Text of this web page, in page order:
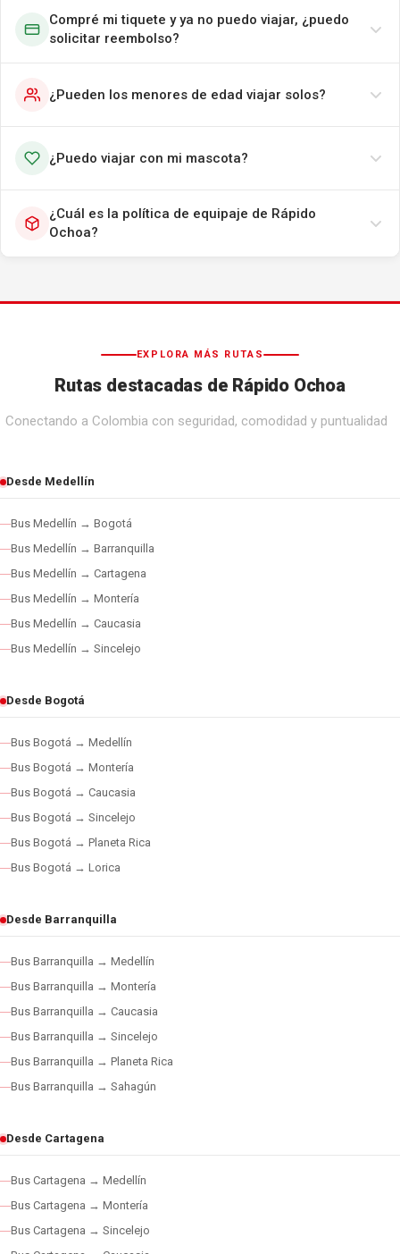
Compré mi tiquete y ya no puedo viajar, ¿puedo
solicitar reembolso?
¿Pueden los menores de edad viajar solos?
¿Puedo viajar con mi mascota?
¿Cuál es la política de equipaje de Rápido
Ochoa?
EXPLORA MÁS RUTAS
Rutas destacadas de Rápido Ochoa
Conectando a Colombia con seguridad, comodidad y puntualidad
Desde Medellín
Bus Medellín → Bogotá
Bus Medellín → Barranquilla
Bus Medellín → Cartagena
Bus Medellín → Montería
Bus Medellín → Caucasia
Bus Medellín → Sincelejo
Desde Bogotá
Bus Bogotá → Medellín
Bus Bogotá → Montería
Bus Bogotá → Caucasia
Bus Bogotá → Sincelejo
Bus Bogotá → Planeta Rica
Bus Bogotá → Lorica
Desde Barranquilla
Bus Barranquilla → Medellín
Bus Barranquilla → Montería
Bus Barranquilla → Caucasia
Bus Barranquilla → Sincelejo
Bus Barranquilla → Planeta Rica
Bus Barranquilla → Sahagún
Desde Cartagena
Bus Cartagena → Medellín
Bus Cartagena → Montería
Bus Cartagena → Sincelejo